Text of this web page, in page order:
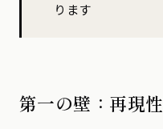
ります
第一の壁：再現性